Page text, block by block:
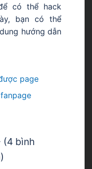
có thể hack
bạn có thể
hướng dẫn
page
(4 bình